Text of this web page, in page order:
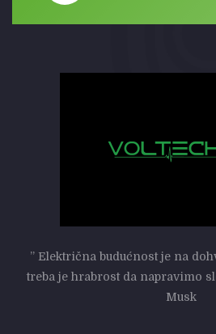
” Električna budućnost je na
treba je hrabrost da napravimo
Musk